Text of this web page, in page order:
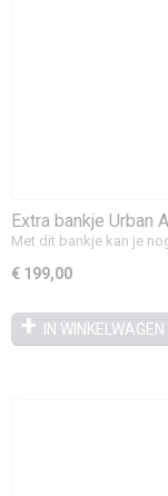
Extra bankje Urban
Met dit bankje kan je
€ 199,00
IN WINKELWAGEN